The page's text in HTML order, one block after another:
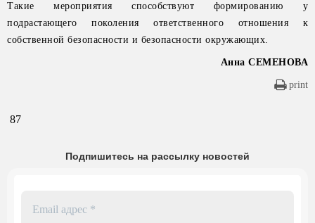
Такие мероприятия способствуют формированию у
подрастающего поколения ответственного отношения к
собственной безопасности и безопасности окружающих.
Анна СЕМЕНОВА
print
87
Подпишитесь на рассылку новостей